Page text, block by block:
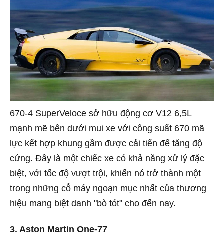
670-4 SuperVeloce sở hữu động cơ V12 6,5L
mạnh mẽ bên dưới mui xe với công suất 670 mã
lực kết hợp khung gầm được cải tiến để tăng độ
cứng. Đây là một chiếc xe có khả năng xử lý đặc
biệt, với tốc độ vượt trội, khiến nó trở thành một
trong những cỗ máy ngoạn mục nhất của thương
hiệu mang biệt danh "bò tót" cho đến nay.
3. Aston Martin One-77